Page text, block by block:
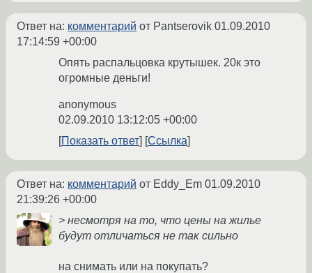
Ответ на: комментарий от Pantserovik 01.09.2010
17:14:59 +00:00
Опять распальцовка крутышек. 20к это
огромные деньги!
anonymous
02.09.2010 13:12:05 +00:00
Показать ответ
Ссылка
Ответ на: комментарий от Eddy_Em 01.09.2010
21:39:26 +00:00
> несмотря на то, что цены на жилье
будут отличаться не так сильно
на снимать или на покупать?